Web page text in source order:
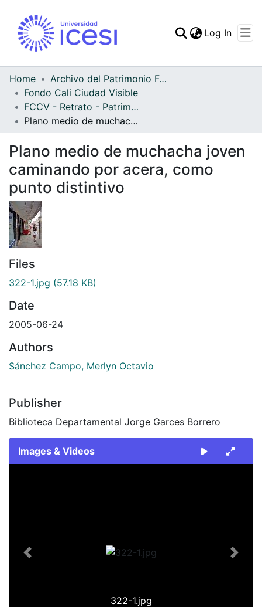
Log In
Home
Archivo del Patrimonio Fotográfico y Fílmico del Valle del Cauca
Fondo Cali Ciudad Visible
FCCV - Retrato - Patrimonial
Plano medio de muchacha joven caminando por acera, como punto distintivo
Plano medio de muchacha joven
caminando por acera, como
punto distintivo
Files
322-1.jpg (57.18 KB)
Date
2005-06-24
Authors
Sánchez Campo, Merlyn Octavio
Publisher
Biblioteca Departamental Jorge Garces Borrero
Images & Videos
322-1.jpg
Previous Next